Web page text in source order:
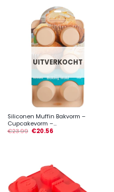
UITVERKOCHT
Siliconen Muffin Bakvorm –
Cupcakevorm –...
€23.99 €20.56